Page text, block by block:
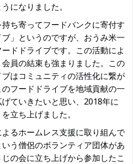
になりました。
ち寄ってフードバンクに寄付す
」というのですが、おうみ米一
ドドライブです。この活動によ
員の結束も強まりました。この
はコミュニティの活性化に繋が
フードドライブを地域貢献の一
ていきたいと思い、2018年に
立ち上げました。
るホームレス支援に取り組んで
う僧侶のボランティア団体があ
の会に立ち上げから参加したこ